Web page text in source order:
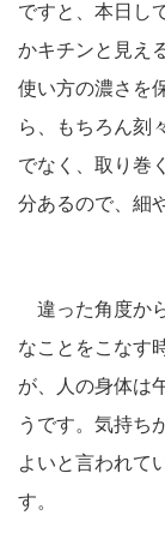
ですと、本日し
かキチンと見え
使い方の濃さを
ら、もちろん刻
でなく、取り巻
分あるので、細
違った角度か
なことをこなす
が、人の身体は
うです。気持ち
よいと言われて
す。